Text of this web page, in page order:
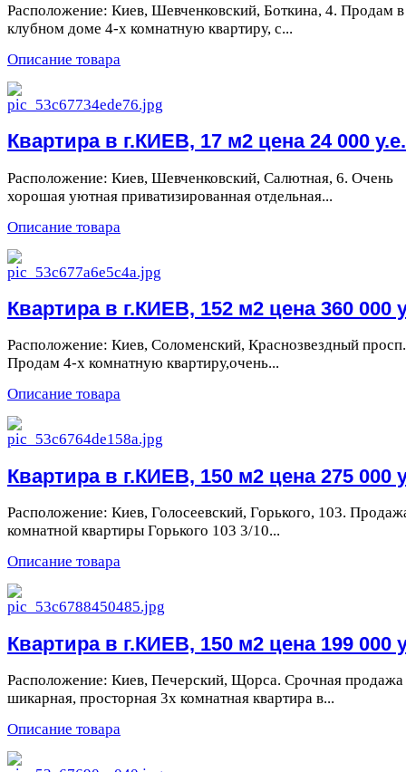
Расположение: Киев, Шевченковский, Боткина, 4. Продам в
клубном доме 4-х комнатную квартиру, с...
Описание товара
Квартира в г.КИЕВ, 17 м2 цена 24 000 у.е.
Расположение: Киев, Шевченковский, Салютная, 6. Очень
хорошая уютная приватизированная отдельная...
Описание товара
Квартира в г.КИЕВ, 152 м2 цена 360 000
Расположение: Киев, Соломенский, Краснозвездный
Продам 4-х комнатную квартиру,очень...
Описание товара
Квартира в г.КИЕВ, 150 м2 цена 275 000
Расположение: Киев, Голосеевский, Горького, 103.
комнатной квартиры Горького 103 3/10...
Описание товара
Квартира в г.КИЕВ, 150 м2 цена 199 000
Расположение: Киев, Печерский, Щорса. Срочная продажа
шикарная, просторная 3х комнатная квартира в...
Описание товара